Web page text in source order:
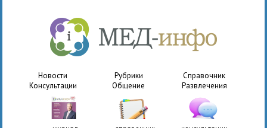
Новости Рубрики
Справочник
Консультации
Общение Развлечения